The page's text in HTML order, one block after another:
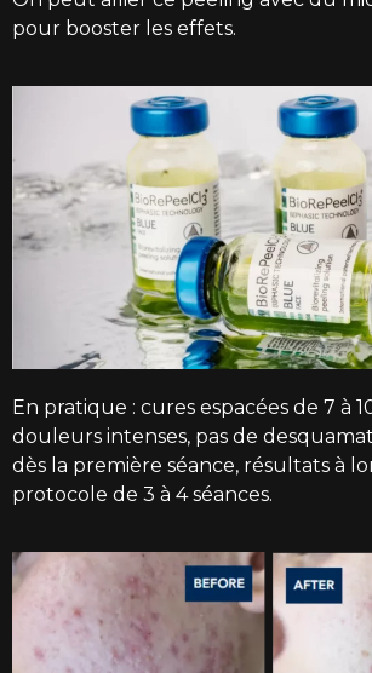
pour booster les effets.
En pratique : cures espacées de 7 à
douleurs intenses, pas de
dès la première séance, résultats à
protocole de 3 à 4 séances.